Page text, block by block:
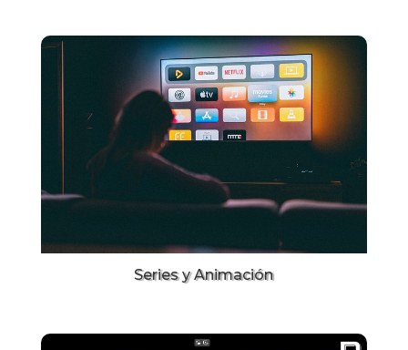
Series y Animación